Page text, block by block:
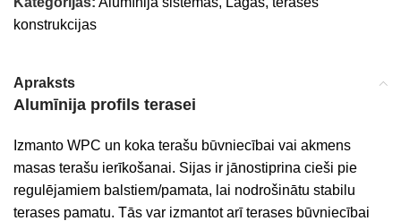
konstrukcijas
Apraksts
Alumīnija profils terasei
Izmanto WPC un koka terašu būvniecībai vai akmens
masas terašu ierīkošanai. Sijas ir jānostiprina cieši pie
regulējamiem balstiem/pamata, lai nodrošinātu stabilu
terases pamatu. Tās var izmantot arī terases būvniecībai